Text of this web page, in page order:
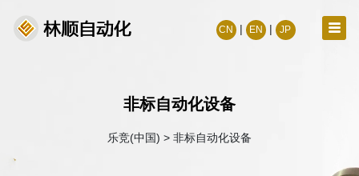
CN | EN | JP
非标自动化设备
乐竞(中国) > 非标自动化设备